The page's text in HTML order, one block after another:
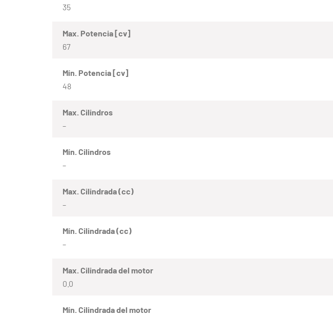
35
Max. Potencia [cv]
67
Mín. Potencia [cv]
48
Max. Cilindros
–
Mín. Cilindros
–
Max. Cilindrada (cc)
–
Mín. Cilindrada (cc)
–
Max. Cilindrada del motor
0.0
Mín. Cilindrada del motor